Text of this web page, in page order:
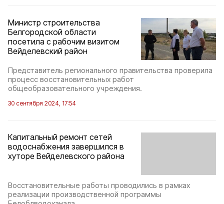
Министр строительства
Белгородской области
посетила с рабочим визитом
Вейделевский район
Представитель регионального правительства проверила
процесс восстановительных работ
общеобразовательного учреждения.
30 сентября 2024, 17:54
Капитальный ремонт сетей
водоснабжения завершился в
хуторе Вейделевского района
Восстановительные работы проводились в рамках
реализации производственной программы